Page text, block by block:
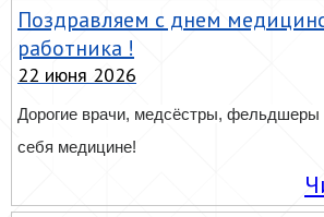
Поздравляем с днем
работника !
22 июня 2026
Дорогие врачи, медсёстры, фельдшеры
себя медицине!